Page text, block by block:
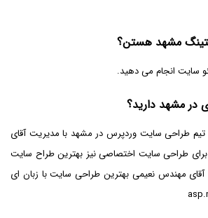
مشهد هستن؟
سایت انجام می دهید.
در مشهد دارید؟
تیم طراحی سایت وردپرس در مشهد با مدیریت آقای
طراحی سایت اختصاصی نیز بهترین طراح سایت
آقای مهندس نعیمی بهترین طراحی سایت با زبان ای